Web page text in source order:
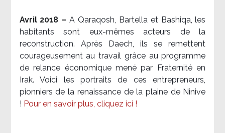
Avril 2018 –A Qaraqosh, Bartella et Bashiqa, les
habitants sont eux-mêmes acteurs de la
reconstruction. Après Daech, ils se remettent
courageusement au travail grâce au programme
de relance économique mené par Fraternité en
Irak. Voici les portraits de ces entrepreneurs,
pionniers de la renaissance de la plaine de Ninive
! Pour en savoir plus, cliquez ici !